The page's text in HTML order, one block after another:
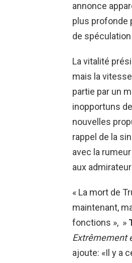
annonce
plus profonde
de
La vitalité
mais la
partie par un
inopportuns
nouvelles
rappel de la
avec la
aux
« La mort de
maintenant,
fonctions », »
Extrêmement
ajoute: «Il y a